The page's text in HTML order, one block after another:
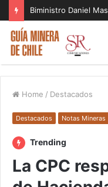
Home / Destacados
Destacados Notas Mineras
Trending
La CPC